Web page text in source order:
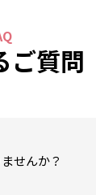
ご質問
せんか？